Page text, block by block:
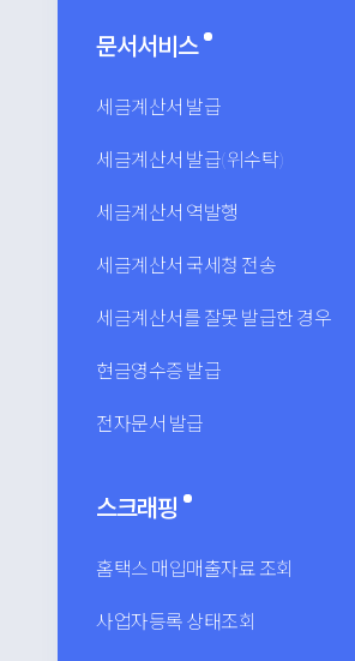
문서서비스
세금계산서 발급
세금계산서 발급(위수탁)
세금계산서 역발행
세금계산서 국세청 전송
세금계산서를 잘못 발급한 경우
현금영수증 발급
전자문서 발급
스크래핑
홈택스 매입매출자료 조회
사업자등록 상태조회